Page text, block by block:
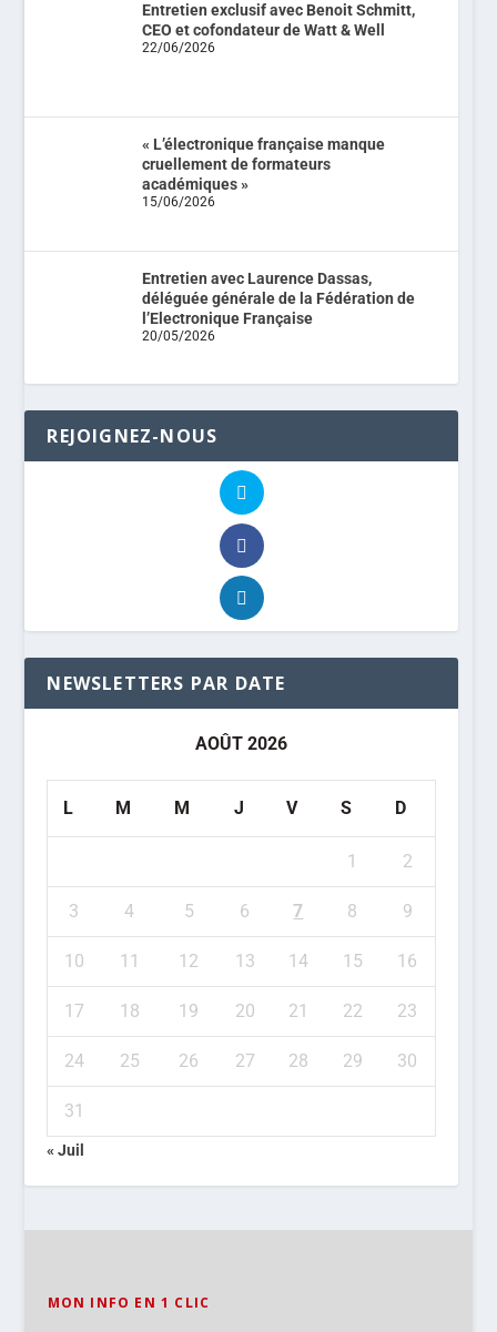
Entretien exclusif avec Benoit Schmitt,
CEO et cofondateur de Watt & Well
22/06/2026
« L’électronique française manque
cruellement de formateurs
académiques »
15/06/2026
Entretien avec Laurence Dassas,
déléguée générale de la Fédération de
l’Electronique Française
20/05/2026
REJOIGNEZ-NOUS
NEWSLETTERS PAR DATE
AOÛT 2026
L M M J V S D
1 2
3 4 5 6 7 8 9
10 11 12 13 14 15 16
17 18 19 20 21 22 23
24 25 26 27 28 29 30
31
« Juil
MON INFO EN 1 CLIC